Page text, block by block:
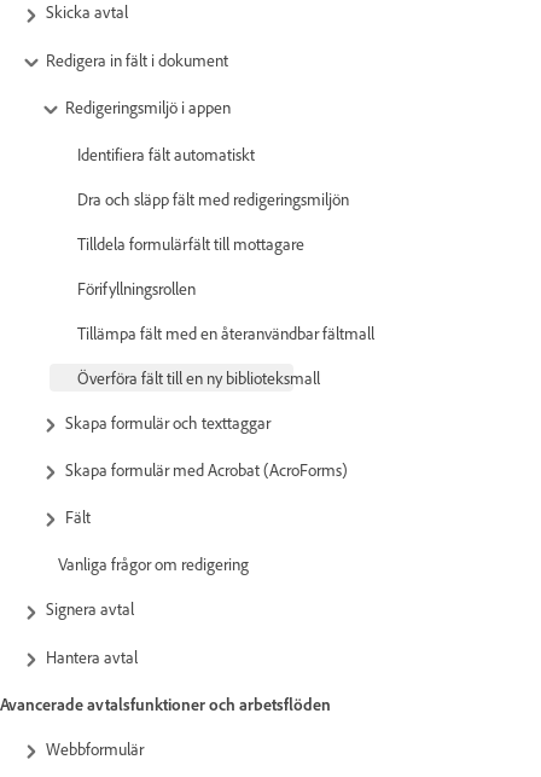
Skicka avtal
Redigera in fält i dokument
Redigeringsmiljö i appen
Identifiera fält automatiskt
Dra och släpp fält med redigeringsmiljön
Tilldela formulärfält till mottagare
Förifyllningsrollen
Tillämpa fält med en återanvändbar fältmall
Överföra fält till en ny biblioteksmall
Skapa formulär och texttaggar
Skapa formulär med Acrobat (AcroForms)
Fält
Vanliga frågor om redigering
Signera avtal
Hantera avtal
Avancerade avtalsfunktioner och arbetsflöden
Webbformulär